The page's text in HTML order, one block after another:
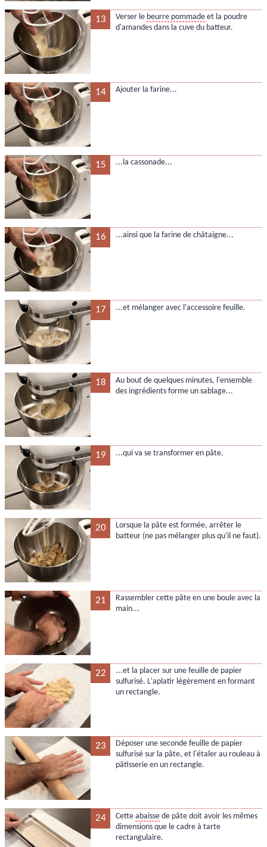
13 Verser le beurre pommadeet la poudre
d'amandes dans la cuve du batteur.
14 Ajouter la farine...
15 ...la cassonade...
16 ...ainsi que la farine de châtaigne...
17 ...et mélanger avec l'accessoire feuille.
18
Au bout de quelques minutes, l'ensemble
des ingrédients forme un sablage...
19 ...qui va se transformer en pâte.
20
Lorsque la pâte est formée, arrêter le
batteur (ne pas mélanger plus qu'il ne faut).
21
Rassembler cette pâte en une boule avec la
main...
22
...et la placer sur une feuille de papier
sulfurisé. L'aplatir légèrement en formant
un rectangle.
23
Déposer une seconde feuille de papier
sulfurisé sur la pâte, et l'étaler au rouleau à
pâtisserie en un rectangle.
24 Cette abaissede pâte doit avoir les mêmes
dimensions que le cadre à tarte
rectangulaire.